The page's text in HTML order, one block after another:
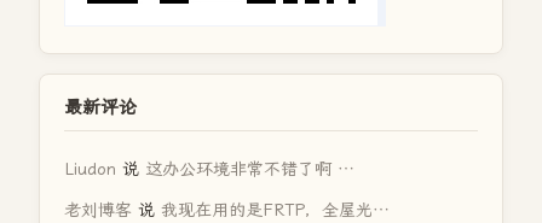
最新评论
Liudon 说 这办公环境非常不错了啊 …
老刘博客 说 我现在用的是FRTP，全屋光…